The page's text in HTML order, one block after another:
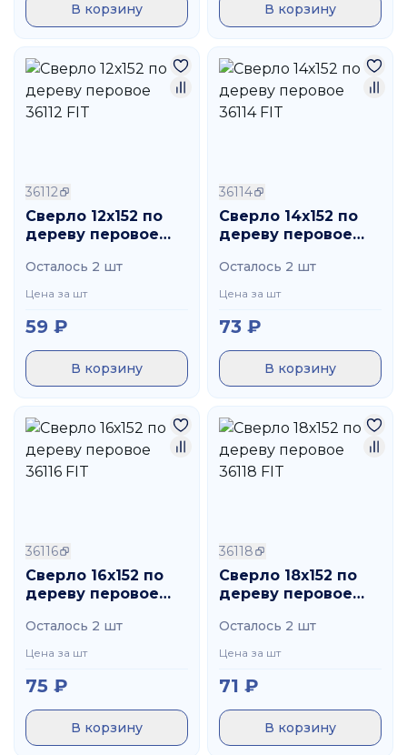
В корзину В корзину
36112
Сверло 12х152 по
дереву перовое
Осталось 2 шт
Цена за шт
59 ₽
В корзину
36114
Сверло 14х152 по
дереву перовое
Осталось 2 шт
Цена за шт
73 ₽
В корзину
36116
Сверло 16х152 по
дереву перовое
Осталось 2 шт
Цена за шт
75 ₽
В корзину
36118
Сверло 18х152 по
дереву перовое
Осталось 2 шт
Цена за шт
71 ₽
В корзину